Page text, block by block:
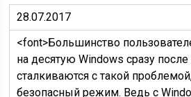
28.07.2017
<font>Большинство
на десятую Windows сразу
сталкиваются с такой
безопасный режим. Ведь с